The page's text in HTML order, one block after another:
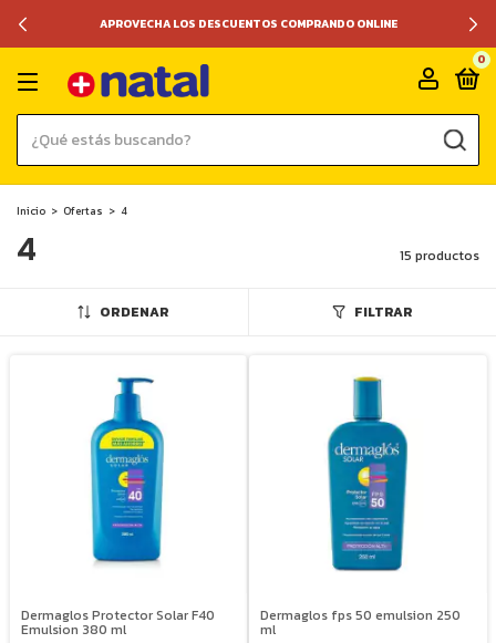
APROVECHA LOS DESCUENTOS COMPRANDO ONLINE
0
Inicio > Ofertas > 4
4 15 productos
ORDENAR FILTRAR
Dermaglos Protector Solar F40
Emulsion 380 ml
Dermaglos fps 50 emulsion 250
ml